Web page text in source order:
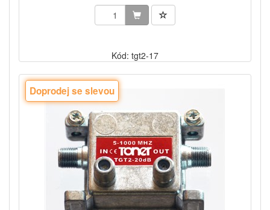
Kód: tgt2-17
Doprodej se slevou